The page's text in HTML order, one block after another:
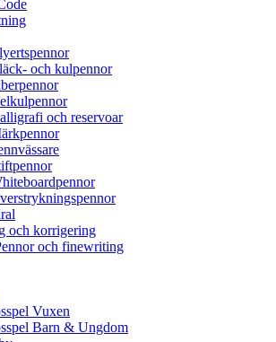
och kulpennor
och reservoar
och korrigering
och finewriting
Vuxen
Barn & Ungdom